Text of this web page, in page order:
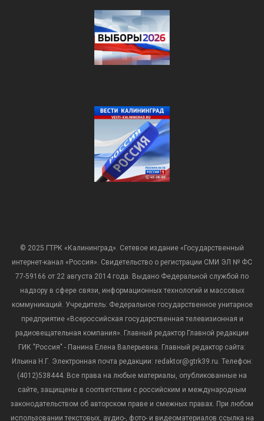
© 2025 ГТРК «Калининград». Сетевое издание «Государственный
интернет-канал «Россия». Свидетельство о регистрации СМИ ЭЛ № ФС
77-59166 от 22 августа 2014 года. Выдано Федеральной службой по
надзору в сфере связи, информационных технологий и массовых
коммуникаций. Учредитель: Федеральное государственное унитарное
предприятие «Всероссийская государственная телевизионная и
радиовещательная компания». Главный редактор Главной редакции
ГИК "Россия" - Панина Елена Валерьевна. Главный редактор сайта:
Ильина Н.Г. Электронная почта редакции: redaktor@gtrk39.ru. Телефон:
(4012)538444. Все права на любые материалы, опубликованные на
сайте, защищены в соответствии с российским и международным
законодательством об авторском праве и смежных правах. При любом
использовании текстовых, аудио-, фото- и видеоматериалов ссылка на